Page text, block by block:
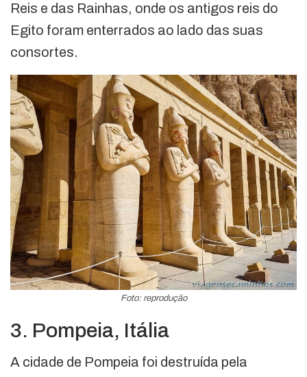
Reis e das Rainhas, onde os antigos reis do
Egito foram enterrados ao lado das suas
consortes.
Foto: reprodução
3. Pompeia, Itália
A cidade de Pompeia foi destruída pela